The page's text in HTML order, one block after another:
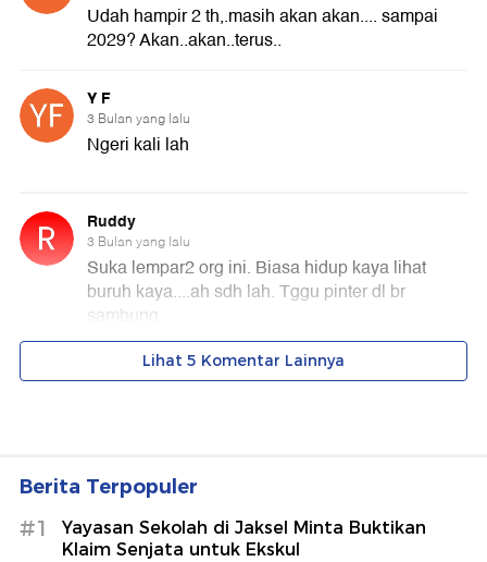
Berita Terpopuler
#1
Yayasan Sekolah di Jaksel Minta Buktikan
Klaim Senjata untuk Ekskul